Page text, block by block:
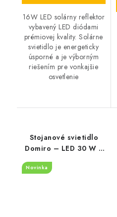
16W LED solárny reflektor
vybavený LED diódami
prémiovej kvality. Solárne
svietidlo je energeticky
úsporné a je výborným
riešením pre vonkajšie
osvetlenie
Stojanové svietidlo
Domiro – LED 30 W +
Novinka